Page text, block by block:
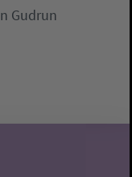
Gudrun